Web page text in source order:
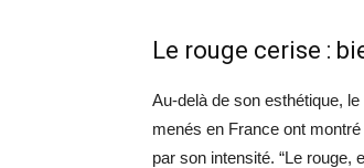
Le rouge cerise :
Au-delà de son esthétique,
menés en France ont
par son intensité. “Le rouge,